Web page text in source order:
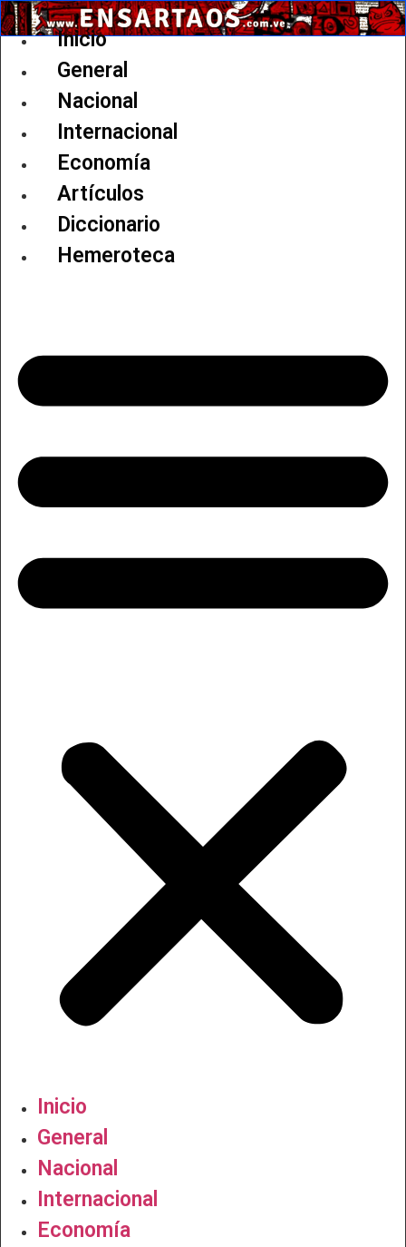
Ir
al
Inicio
General
Nacional
Internacional
Economía
Artículos
Diccionario
Hemeroteca
Inicio
General
Nacional
Internacional
Economía